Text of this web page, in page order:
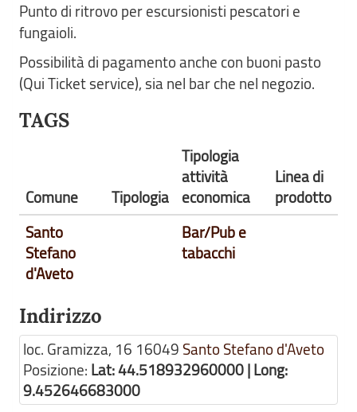
Punto di ritrovo per escursionisti pescatori e
fungaioli.
Possibilità di pagamento anche con buoni pasto
(Qui Ticket service), sia nel bar che nel negozio.
TAGS
Comune Tipologia
Tipologia
attività
economica
Linea di
prodotto
Santo
Stefano
d'Aveto
Bar/Pub e
tabacchi
Indirizzo
loc. Gramizza, 16 16049 Santo Stefano d'Aveto
Posizione: Lat: 44.518932960000 | Long:
9.452646683000